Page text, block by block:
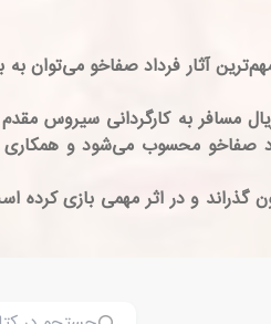
ایران است. از مهم‌ترین آثار فرداد
نخستین بار در تلویزیون حضور یافته و سال 1379
صفاخو محسوب می‌شود و همکاری
سینما و تلویزیون گذراند و در اثر